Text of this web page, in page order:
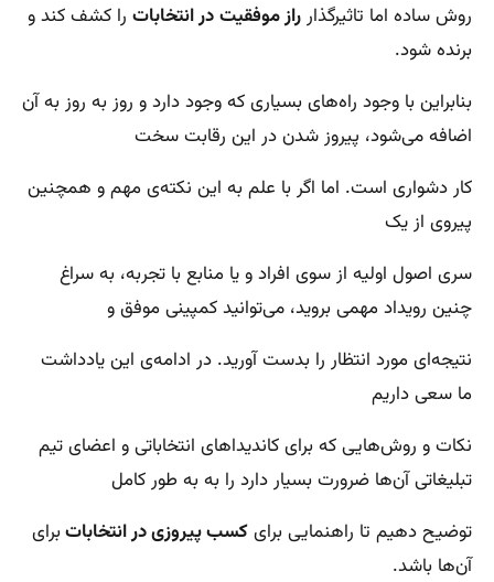
روش ساده اما تاثیرگذار راز موفقیتدر انتخابات را کشف کند و
برنده شود.
بنابراین با وجود راه‌های بسیاری که وجود دارد و روز به روز به آن
اضافه می‌شود، پیروز شدن در این رقابت سخت
کار دشواری است. اما اگر با علم به این نکته‌ی مهم و همچنین
پیروی از یک
سری اصول اولیه از سوی افراد و یا منابع با تجربه، به سراغ
چنین رویداد مهمی بروید، می‌توانید کمپینی موفق و
نتیجه‌ای مورد انتظار را بدست آورید. در ادامه‌ی این یادداشت
ما سعی داریم
نکات و روش‌هایی که برای کاندیداهای انتخاباتی و اعضای تیم
تبلیغاتی آن‌ها ضرورت بسیار دارد را به به طور کامل
توضیح دهیم تا راهنمایی برایکسب پیروزی در انتخاباتبرای
آن‌ها باشد.